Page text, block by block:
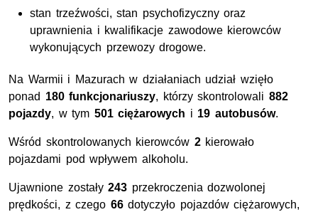
stan trzeźwości, stan psychofizyczny oraz
uprawnienia i kwalifikacje zawodowe kierowców
wykonujących przewozy drogowe.
Na Warmii i Mazurach w działaniach udział wzięło
ponad 180 funkcjonariuszy, którzy skontrolowali 882
pojazdy, w tym 501 ciężarowych i 19 autobusów.
Wśród skontrolowanych kierowców 2 kierowało
pojazdami pod wpływem alkoholu.
Ujawnione zostały243 przekroczenia dozwolonej
prędkości, z czego 66dotyczyło pojazdów ciężarowych,